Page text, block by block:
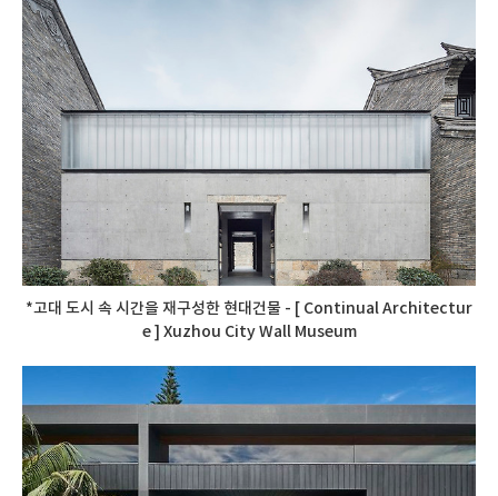
*고대 도시 속 시간을 재구성한 현대건물 - [ Continual Architectur
e ] Xuzhou City Wall Museum